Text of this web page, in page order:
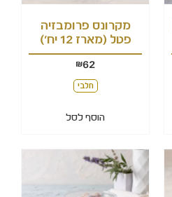
מקרונס פרומבזיה
פטל (מארז 12 יח')
62
₪
חלבי
הוסף לסל